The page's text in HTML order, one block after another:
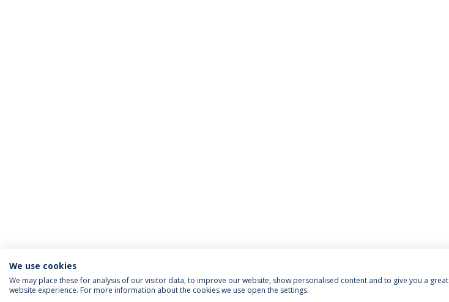
We use cookies
We may place these for analysis of our visitor data, to improve our website, show personalised content and to give you a great
website experience. For more information about the cookies we use open the settings.